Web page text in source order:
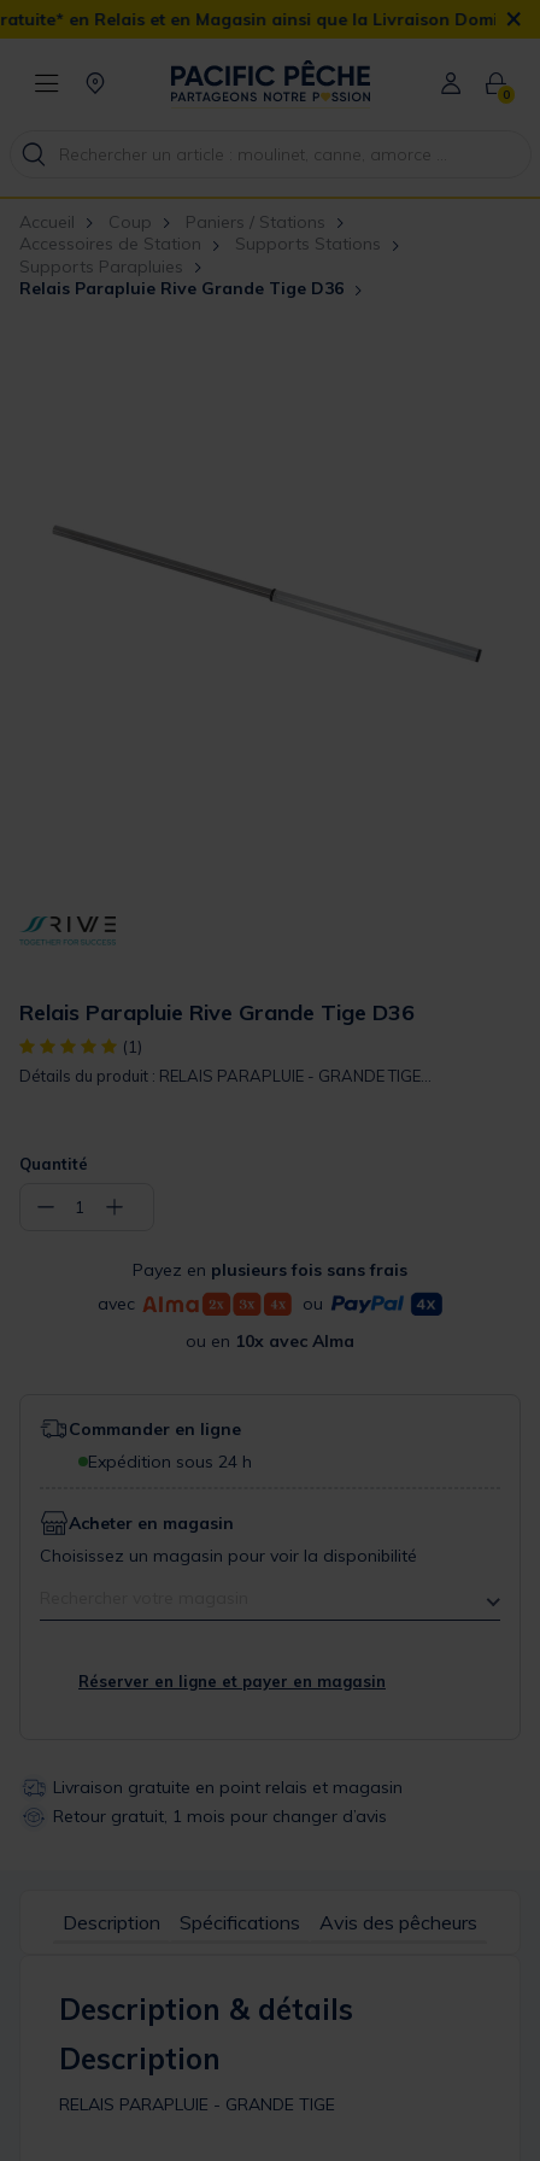
et en Magasin ainsi que la Livraison Domicile offerte dès 90€
×
0
Accueil Coup
Paniers / Stations
Accessoires de Station
Supports Stations
Supports Parapluies
Relais Parapluie Rive Grande Tige D36
Relais Parapluie Rive Grande Tige D36
[object Object] out of 5 Customer Rating
(1)
Détails du produit : RELAIS PARAPLUIE - GRANDE TIGE...
Quantité
− 1 +
Payez en plusieurs fois sans frais
avec
ou
ou en 10x avec Alma
Commander en ligne
Expédition sous 24 h
Acheter en magasin
Choisissez un magasin pour voir la disponibilité
Réserver en ligne et payer en magasin
Livraison gratuite en point relais et magasin
Retour gratuit, 1 mois pour changer d’avis
Description Spécifications Avis des pêcheurs
Description & détails
Description
RELAIS PARAPLUIE - GRANDE TIGE